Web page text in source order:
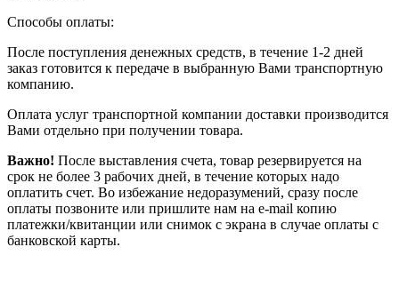
Способы оплаты:
После поступления денежных средств, в течение 1-2 дней
заказ готовится к передаче в выбранную Вами транспортную
компанию.
Оплата услуг транспортной компании доставки производится
Вами отдельно при получении товара.
Важно! После выставления счета, товар резервируется на
срок не более 3 рабочих дней, в течение которых надо
оплатить счет. Во избежание недоразумений, сразу после
оплаты позвоните или пришлите нам на e-mail копию
платежки/квитанции или снимок с экрана в случае оплаты с
банковской карты.